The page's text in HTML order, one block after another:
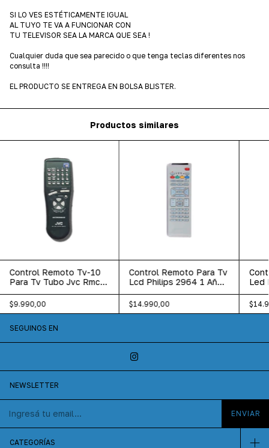
SI LO VES ESTÉTICAMENTE IGUAL
AL TUYO TE VA A FUNCIONAR CON
TU TELEVISOR SEA LA MARCA QUE SEA !
Cualquier duda que sea parecido o que tenga teclas diferentes nos
consulta !!!!
EL PRODUCTO SE ENTREGA EN BOLSA BLISTER.
Productos similares
Control Remoto Tv-10
Para Tv Tubo Jvc Rmc-
448 1 Año Garantia
$9.990,00
Control Remoto Para Tv
Lcd Philips 2964 1 Año
Garantia
$14.990,00
Led
SEGUINOS EN
NEWSLETTER
CATEGORÍAS